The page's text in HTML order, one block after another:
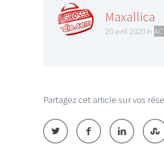
Maxallica
20 avril 2020 in
Partagez cet article sur vos
The Covers !!!